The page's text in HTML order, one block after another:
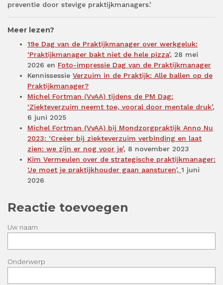
preventie door stevige praktijkmanagers.’
Meer lezen?
19e Dag van de Praktijkmanager over werkgeluk:
‘Praktijkmanager bakt niet de hele pizza’, 28 mei
2026 en Foto-impressie Dag van de Praktijkmanager
Kennissessie Verzuim in de Praktijk: Alle ballen op de
Praktijkmanager?
Michel Fortman (VvAA) tijdens de PM Dag:
‘Ziekteverzuim neemt toe, vooral door mentale druk’,
6 juni 2025
Michel Fortman (VvAA) bij Mondzorgpraktijk Anno Nu
2023: ‘Creëer bij ziekteverzuim verbinding en laat
zien: we zijn er nog voor je’, 8 november 2023
Kim Vermeulen over de strategische praktijkmanager:
‘Je moet je praktijkhouder gaan aansturen', 1 juni
2026
Reactie toevoegen
Uw naam
Onderwerp